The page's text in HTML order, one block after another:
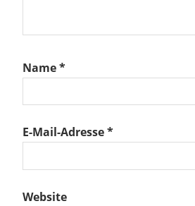
Name*
E-Mail-Adresse*
Website